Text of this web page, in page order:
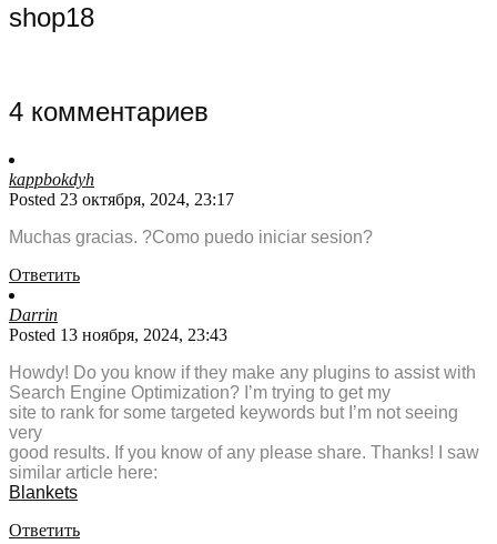
shop18
4 комментариев
kappbokdyh
Posted 23 октября, 2024, 23:17
Muchas gracias. ?Como puedo iniciar sesion?
Ответить
Darrin
Posted 13 ноября, 2024, 23:43
Howdy! Do you know if they make any plugins to assist with
Search Engine Optimization? I’m trying to get my
site to rank for some targeted keywords but I’m not seeing
very
good results. If you know of any please share. Thanks! I saw
similar article here:
Blankets
Ответить